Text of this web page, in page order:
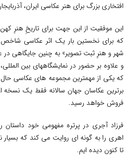
افتخاری بزرگ برای هنر عکاسی ایران،
این موفقیت از این جهت برای تاریخِ هنرِ
که برای نخستین بار یک اثر عکاسی شاخص
شهر و هنرِ ثبت تصویر» به چنین جایگاهی
و علاوه بر حضور در نمایشگاههای بین
که یکی از مهمترین مجموعه های عکاسی
برترین عکاسان جهان سالانه فقط یک
فروش خواهد رسید.
فرزاد آجری در پرتره مفهومی خود داستان
اهری را به گونه ای روایت می کند که
تا کنون دیده ایم.